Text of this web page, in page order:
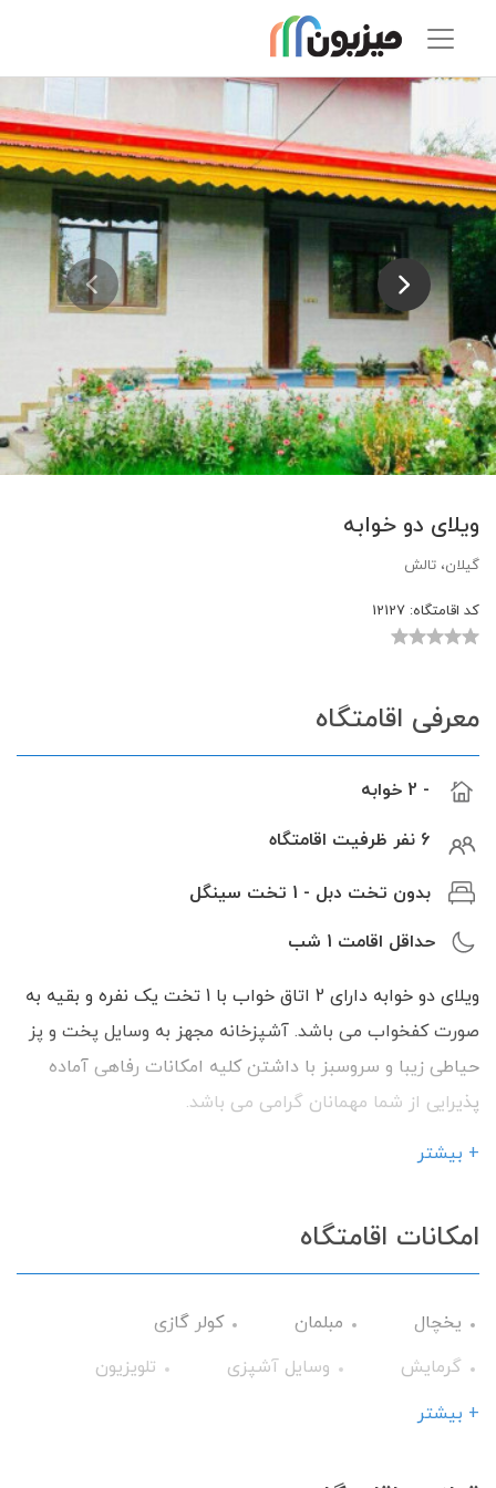
ویلای دو خوابه
گیلان، تالش
کد اقامتگاه:
معرفی اقامتگاه
- 2 خوابه
6 نفر ظرفیت اقامتگاه
بدون تخت دبل - 1 تخت سینگل
حداقل اقامت 1 شب
ویلای دو خوابه دارای 2 اتاق خواب با 1 تخت یک نفره و بقیه به
صورت کفخواب می باشد. آشپزخانه مجهز به وسایل پخت و پز
حیاطی زیبا و سروسبز با داشتن کلیه امکانات رفاهی آماده
پذیرایی از شما مهمانان گرامی می باشد.
+ بیشتر
امکانات اقامتگاه
یخچال مبلمان
کولر گازی
گرمایش
وسایل آشپزی
تلویزیون
حمام
+ بیشتر